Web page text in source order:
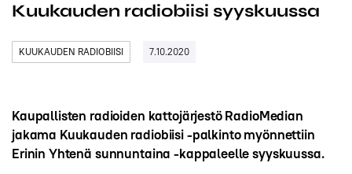
Kuukauden radiobiisi syyskuussa
KUUKAUDEN RADIOBIISI 7.10.2020
Kaupallisten radioiden kattojärjestö RadioMedian
jakama Kuukauden radiobiisi -palkinto myönnettiin
Erinin Yhtenä sunnuntaina -kappaleelle syyskuussa.